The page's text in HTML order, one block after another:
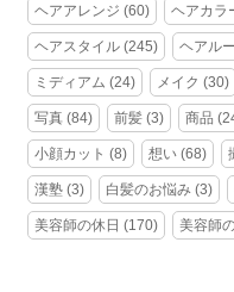
ヘアアレンジ (60) ヘアカラ
ヘアスタイル (245) ヘアル
ミディアム (24) メイク (30)
写真 (84) 前髪 (3) 商品
小顔カット (8) 想い (68)
漢塾 (3) 白髪のお悩み (3)
美容師の休日 (170) 美容師